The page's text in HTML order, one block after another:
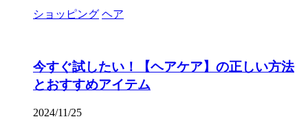
ショッピング ヘア
今すぐ試したい！【ヘアケア】の正しい方法
とおすすめアイテム
2024/11/25